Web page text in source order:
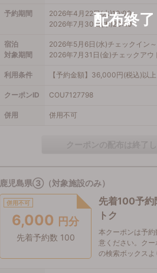
予約期間
2026年4月22日(水)10:00～
2026年7月30日(木)23:59
宿泊
対象期間
2026年5月6日(水)チェックイン～
2026年7月31日(金)チェックアウ
利用条件 【予約金額】36,000円(税込)以
クーポンID COU7127798
併用 併用不可
鹿児島県③（対象施設のみ）
併用不可
6,000 円分
先着予約数 100
先着100予
トク
本クーポンは予
意ください。ク
の検索ボックスよ